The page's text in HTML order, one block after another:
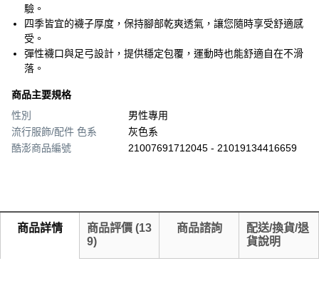
驗。
四季皆宜的襪子厚度，保持腳部乾爽透氣，讓您隨時享受舒適感
受。
彈性襪口與足弓設計，提供穩定包覆，運動時也能舒適自在不滑
落。
商品主要規格
性別
男性專用
流行服飾/配件 色系
灰色系
酷澎商品編號
21007691712045 - 21019134416659
商品詳情 商品評價 (13
9)
商品諮詢
配送/換貨/退
貨說明